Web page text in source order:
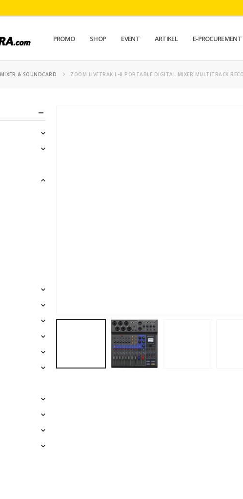
PROMO SHOP EVENT ARTIKEL E-PROCUREMENT
MIXER & SOUNDCARD ZOOM LIVETRAK L-8 PORTABLE DIGITAL MIXER MULTITRACK